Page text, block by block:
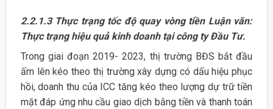
2.2.1.3 Thực trạng tốc độ quay vòng tiền Luận văn:
Thực trạng hiệu quả kinh doanh tại công ty Đầu Tư.
Trong giai đoạn 2019- 2023, thị trường BĐS bắt đầu
ấm lên kéo theo thị trường xây dựng có dấu hiệu phục
hồi, doanh thu của ICC tăng kéo theo lượng dự trữ tiền
mặt đáp ứng nhu cầu giao dịch bằng tiền và thanh toán